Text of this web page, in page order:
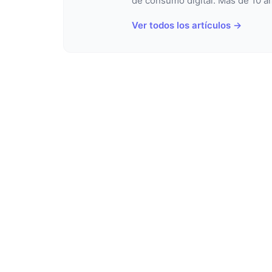
Ver todos los artículos →